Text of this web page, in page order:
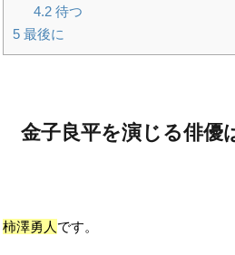
4.2待つ
5 最後に
金子良平を演じる俳優
柿澤勇人 です。